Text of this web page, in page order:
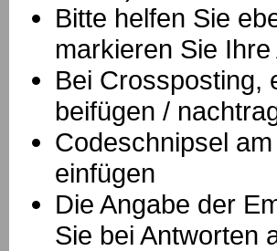
Bitte helfen Sie
markieren Sie
Bei Crossposting,
beifügen /
Codeschnipsel
einfügen
Die Angabe der
Sie bei Antworten